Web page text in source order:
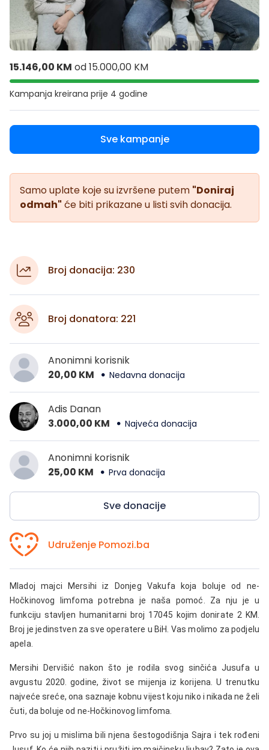
15.146,00 KM od15.000,00 KM
Kampanja kreirana prije 4 godine
Sve kampanje
Samo uplate koje su izvršene putem "Doniraj
odmah" će biti prikazane u listi svih donacija.
Broj donacija: 230
Broj donatora: 221
Anonimni korisnik
20,00 KM
Nedavna donacija
Adis Danan
3.000,00 KM
Najveća donacija
Anonimni korisnik
25,00 KM
Prva donacija
Sve donacije
Udruženje Pomozi.ba
Mladoj majci Mersihi iz Donjeg Vakufa koja boluje od ne-
Hočkinovog limfoma potrebna je naša pomoć. Za nju je u
funkciju stavljen humanitarni broj 17045 kojim donirate 2 KM.
Broj je jedinstven za sve operatere u BiH. Vas molimo za podjelu
apela.
Mersihi Dervišić nakon što je rodila svog sinčića Jusufa u
avgustu 2020. godine, život se mijenja iz korijena. U trenutku
najveće sreće, ona saznaje kobnu vijest koju niko i nikada ne želi
čuti, da boluje od ne-Hočkinovog limfoma.
Prvo su joj u mislima bili njena šestogodišnja Sajra i tek rođeni